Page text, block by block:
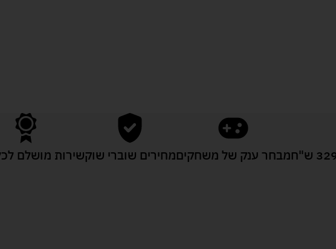
מבחר ענק של משחקיםמחירים שוברי שוקשירות מושלם